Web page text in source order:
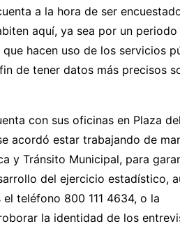
a la hora de ser
aquí, ya sea por un
hacen uso de los servicios
de tener datos más precisos
con sus oficinas en Plaza
acordó estar trabajando de
y Tránsito Municipal, para
del ejercicio estadístico,
teléfono 800 111 4634, o la
la identidad de los